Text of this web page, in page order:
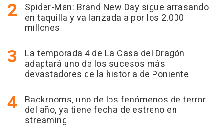
Spider-Man: Brand New Day sigue arrasando
en taquilla y va lanzada a por los 2.000
millones
La temporada 4 de La Casa del Dragón
adaptará uno de los sucesos más
devastadores de la historia de Poniente
Backrooms, uno de los fenómenos de terror
del año, ya tiene fecha de estreno en
streaming